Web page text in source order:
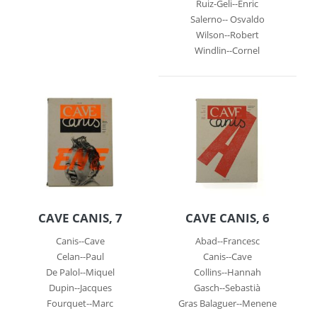
Ruiz-Geli--Enric
Salerno-- Osvaldo
Wilson--Robert
Windlin--Cornel
CAVE CANIS, 7
Canis--Cave
Celan--Paul
De Palol--Miquel
Dupin--Jacques
Fourquet--Marc
CAVE CANIS, 6
Abad--Francesc
Canis--Cave
Collins--Hannah
Gasch--Sebastià
Gras Balaguer--Menene